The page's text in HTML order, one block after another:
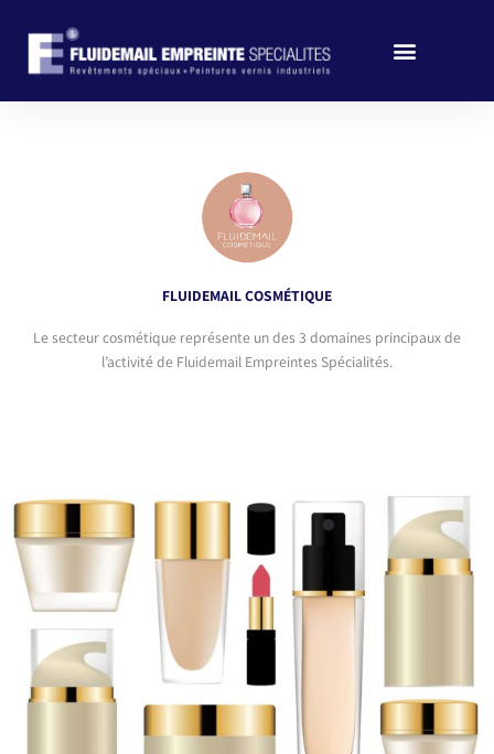
contenu
FLUIDEMAIL COSMÉTIQUE
Le secteur cosmétique représente un des 3 domaines principaux de
l’activité de Fluidemail Empreintes Spécialités.